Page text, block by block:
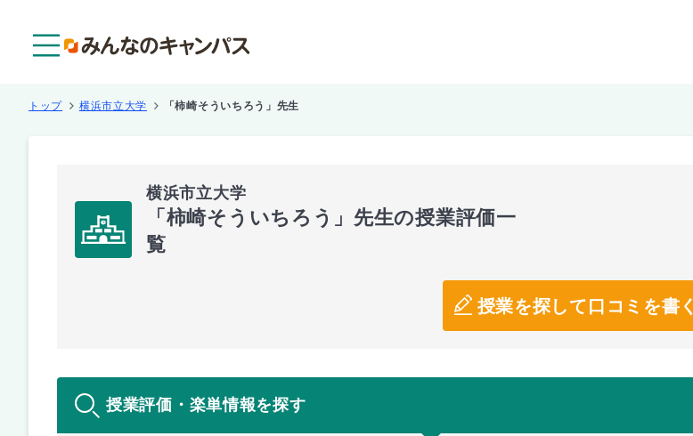
トップ 横浜市立大学 「柿崎そういちろう」先生
横浜市立大学
「柿崎そういちろう」先生の授業評価一
覧
授業を探して口コミを書く
授業評価・楽単情報を探す